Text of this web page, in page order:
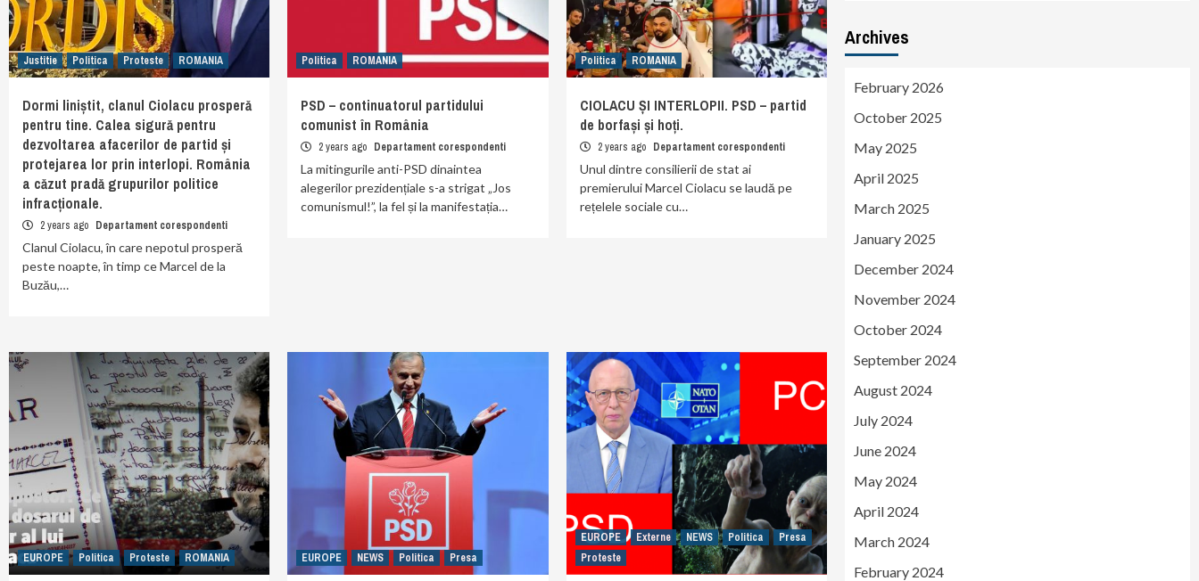
Justitie Politica Proteste ROMANIA
Dormi liniștit, clanul Ciolacu prosperă
pentru tine. Calea sigură pentru
dezvoltarea afacerilor de partid și
protejarea lor prin interlopi. România
a căzut pradă grupurilor politice
infracționale.
2 years ago Departament corespondenti
Clanul Ciolacu, în care nepotul prosperă
peste noapte, în timp ce Marcel de la
Buzău,…
Politica ROMANIA
PSD – continuatorul partidului
comunist în România
2 years ago Departament corespondenti
La mitingurile anti-PSD dinaintea
alegerilor prezidențiale s-a strigat „Jos
comunismul!”, la fel și la manifestația…
Politica ROMANIA
CIOLACU ȘI INTERLOPII. PSD – partid
de borfași și hoți.
2 years ago Departament corespondenti
Unul dintre consilierii de stat ai
premierului Marcel Ciolacu se laudă pe
rețelele sociale cu…
EUROPE Politica Proteste ROMANIA EUROPE NEWS Politica Presa
EUROPE Externe NEWS Politica
Presa
Proteste
Archives
February 2026
October 2025
May 2025
April 2025
March 2025
January 2025
December 2024
November 2024
October 2024
September 2024
August 2024
July 2024
June 2024
May 2024
April 2024
March 2024
February 2024